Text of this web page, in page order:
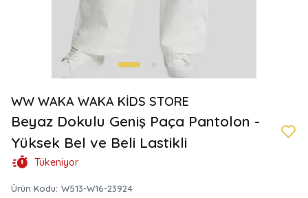
WW WAKA WAKA KİDS STORE
Beyaz Dokulu Geniş Paça Pantolon -
Yüksek Bel ve Beli Lastikli
Tükeniyor
Ürün Kodu: W513-W16-23924